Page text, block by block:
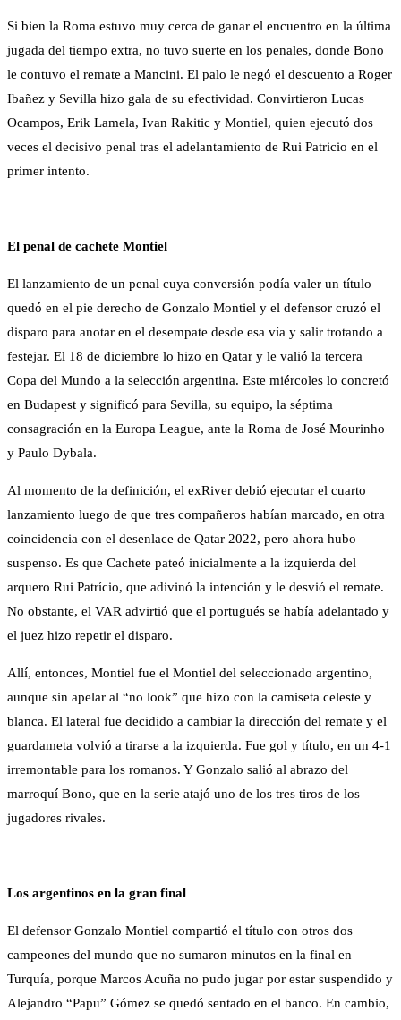
Si bien la Roma estuvo muy cerca de ganar el encuentro en la última
jugada del tiempo extra, no tuvo suerte en los penales, donde Bono
le contuvo el remate a Mancini. El palo le negó el descuento a Roger
Ibañez y Sevilla hizo gala de su efectividad. Convirtieron Lucas
Ocampos, Erik Lamela, Ivan Rakitic y Montiel, quien ejecutó dos
veces el decisivo penal tras el adelantamiento de Rui Patricio en el
primer intento.
El penal de cachete Montiel
El lanzamiento de un penal cuya conversión podía valer un título
quedó en el pie derecho de Gonzalo Montiel y el defensor cruzó el
disparo para anotar en el desempate desde esa vía y salir trotando a
festejar. El 18 de diciembre lo hizo en Qatar y le valió la tercera
Copa del Mundo a la selección argentina. Este miércoles lo concretó
en Budapest y significó para Sevilla, su equipo, la séptima
consagración en la Europa League, ante la Roma de José Mourinho
y Paulo Dybala.
Al momento de la definición, el exRiver debió ejecutar el cuarto
lanzamiento luego de que tres compañeros habían marcado, en otra
coincidencia con el desenlace de Qatar 2022, pero ahora hubo
suspenso. Es que Cachete pateó inicialmente a la izquierda del
arquero Rui Patrício, que adivinó la intención y le desvió el remate.
No obstante, el VAR advirtió que el portugués se había adelantado y
el juez hizo repetir el disparo.
Allí, entonces, Montiel fue el Montiel del seleccionado argentino,
aunque sin apelar al “no look” que hizo con la camiseta celeste y
blanca. El lateral fue decidido a cambiar la dirección del remate y el
guardameta volvió a tirarse a la izquierda. Fue gol y título, en un 4-1
irremontable para los romanos. Y Gonzalo salió al abrazo del
marroquí Bono, que en la serie atajó uno de los tres tiros de los
jugadores rivales.
Los argentinos en la gran final
El defensor Gonzalo Montiel compartió el título con otros dos
campeones del mundo que no sumaron minutos en la final en
Turquía, porque Marcos Acuña no pudo jugar por estar suspendido y
Alejandro “Papu” Gómez se quedó sentado en el banco. En cambio,